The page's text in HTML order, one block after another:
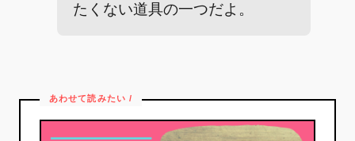
たくない道具の一つだよ。